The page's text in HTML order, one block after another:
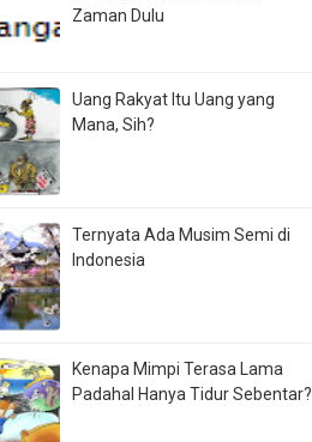
Zaman Dulu
Uang Rakyat Itu Uang yang
Mana, Sih?
Ternyata Ada Musim Semi di
Indonesia
Kenapa Mimpi Terasa Lama
Padahal Hanya Tidur Sebentar?